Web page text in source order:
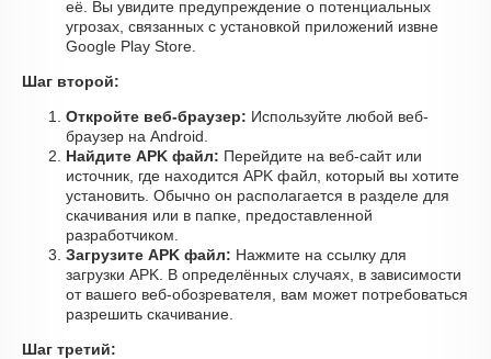
её. Вы увидите предупреждение о потенциальных
угрозах, связанных с установкой приложений извне
Google Play Store.
Шаг второй:
Откройте веб-браузер: Используйте любой веб-
браузер на Android.
Найдите APK файл: Перейдите на веб-сайт или
источник, где находится APK файл, который вы хотите
установить. Обычно он располагается в разделе для
скачивания или в папке, предоставленной
разработчиком.
Загрузите APK файл: Нажмите на ссылку для
загрузки APK. В определённых случаях, в зависимости
от вашего веб-обозревателя, вам может потребоваться
разрешить скачивание.
Шаг третий: